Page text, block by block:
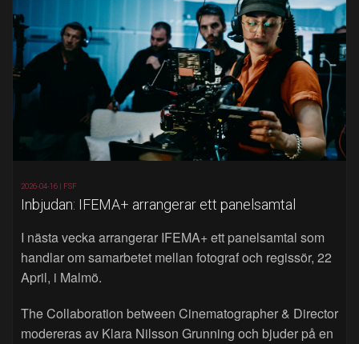
2026-04-16 | FSF
Inbjudan: IFEMA+ arrangerar ett panelsamtal
I nästa vecka arrangerar IFEMA+ ett panelsamtal som
handlar om samarbetet mellan fotograf och regissör, 22
April, i Malmö.
The Collaboration between Cinematographer & Director
modereras av Klara Nilsson Grunning och bjuder på en